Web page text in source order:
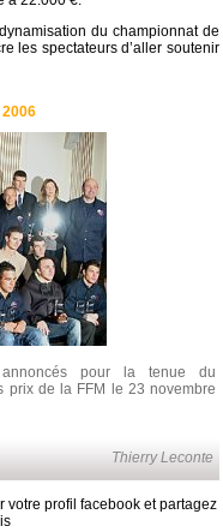
du championnat de
les spectateurs d’aller soutenir
2006
annoncés pour la tenue du
prix de la FFM le 23 novembre
Thierry Leconte
votre profil facebook et partagez